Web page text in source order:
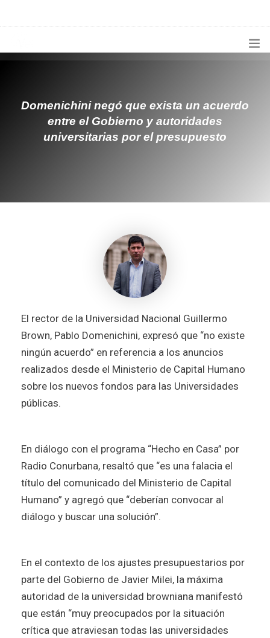
¿QUIÉNES SOMOS?
Domenichini negó que exista un acuerdo
entre el Gobierno y autoridades
universitarias por el presupuesto
El rector de la Universidad Nacional Guillermo
Brown, Pablo Domenichini, expresó que “no existe
ningún acuerdo” en referencia a los anuncios
realizados desde el Ministerio de Capital Humano
sobre los nuevos fondos para las Universidades
públicas.
En diálogo con el programa “Hecho en Casa” por
Radio Conurbana, resaltó que “es una falacia el
título del comunicado del Ministerio de Capital
Humano” y agregó que “deberían convocar al
diálogo y buscar una solución”.
En el contexto de los ajustes presupuestarios por
parte del Gobierno de Javier Milei, la máxima
autoridad de la universidad browniana manifestó
que están “muy preocupados por la situación
crítica que atraviesan todas las universidades